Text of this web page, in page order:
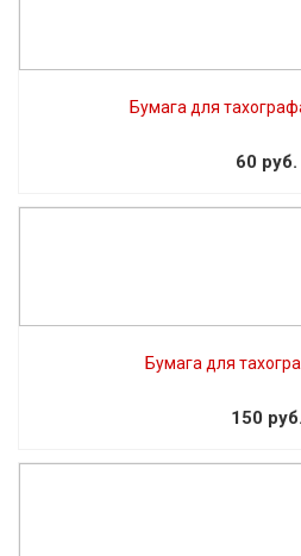
Бумага для
60 руб.
Бумага для
150 руб.